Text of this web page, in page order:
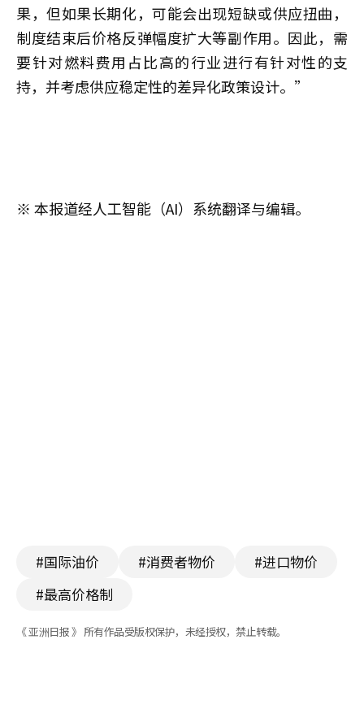
果，但如果长期化，可能会出现短缺或供应扭曲，
制度结束后价格反弹幅度扩大等副作用。因此，需
要针对燃料费用占比高的行业进行有针对性的支
持，并考虑供应稳定性的差异化政策设计。”
※ 本报道经人工智能（AI）系统翻译与编辑。
#国际油价 #消费者物价
#进口物价
#最高价格制
《 亚洲日报 》 所有作品受版权保护，未经授权，禁止转载。